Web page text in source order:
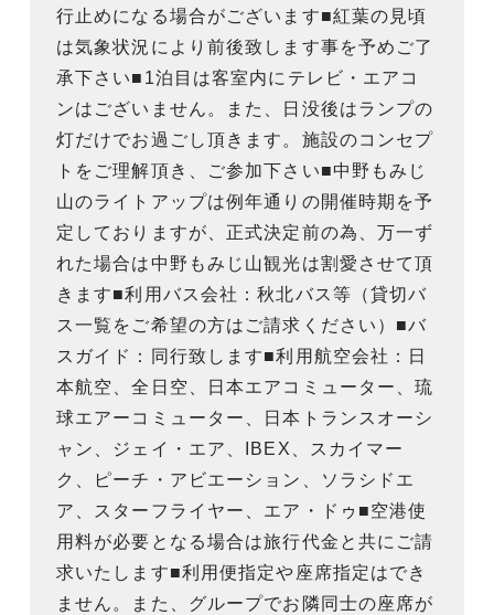
行止めになる場合がございます■紅葉の見頃
は気象状況により前後致します事を予めご了
承下さい■1泊目は客室内にテレビ・エアコ
ンはございません。また、日没後はランプの
灯だけでお過ごし頂きます。施設のコンセプ
トをご理解頂き、ご参加下さい■中野もみじ
山のライトアップは例年通りの開催時期を予
定しておりますが、正式決定前の為、万一ず
れた場合は中野もみじ山観光は割愛させて頂
きます■利用バス会社：秋北バス等（貸切バ
ス一覧をご希望の方はご請求ください）■バ
スガイド：同行致します■利用航空会社：日
本航空、全日空、日本エアコミューター、琉
球エアーコミューター、日本トランスオーシ
ャン、ジェイ・エア、IBEX、スカイマー
ク、ピーチ・アビエーション、ソラシドエ
ア、スターフライヤー、エア・ドゥ■空港使
用料が必要となる場合は旅行代金と共にご請
求いたします■利用便指定や座席指定はでき
ません。また、グループでお隣同士の座席が